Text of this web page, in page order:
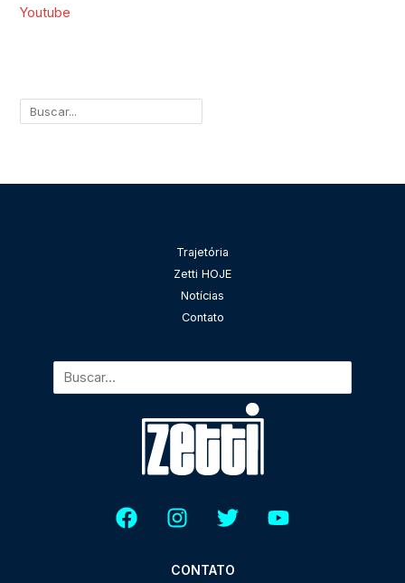
Youtube
Trajetória
Zetti HOJE
Notícias
Contato
Pesquisar
CONTATO